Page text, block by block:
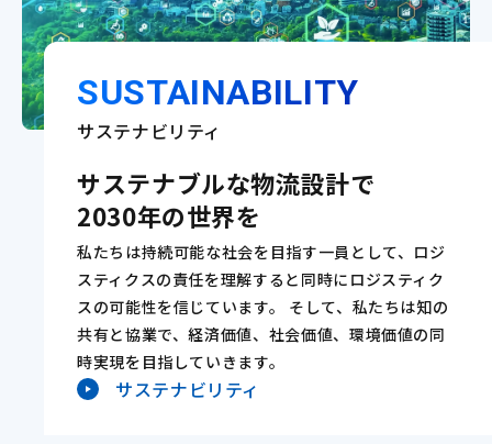
SUSTAINABILITY
サステナビリティ
サステナブルな物流設計で
2030年の世界を
私たちは持続可能な社会を目指す一員として、ロジ
スティクスの責任を理解すると同時にロジスティク
スの可能性を信じています。 そして、私たちは知の
共有と協業で、経済価値、社会価値、環境価値の同
時実現を目指していきます。
サステナビリティ